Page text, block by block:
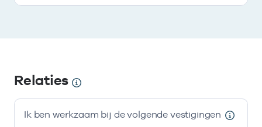
Relaties
Ik ben werkzaam bij de volgende vestigingen